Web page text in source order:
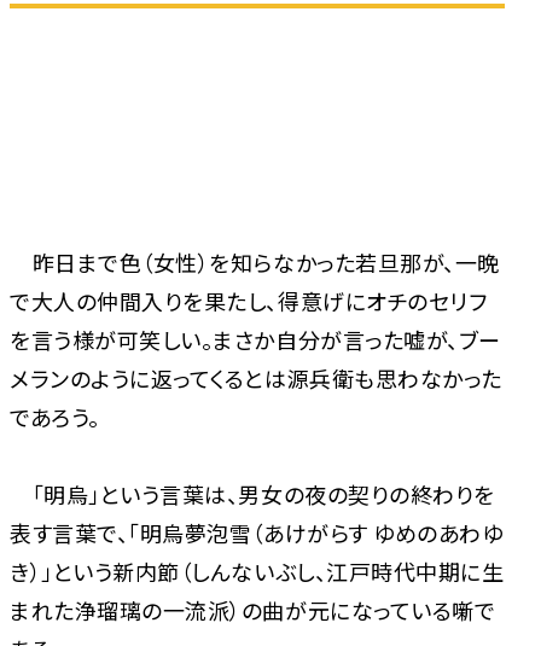
昨日まで色（女性）を知らなかった若旦那が、一晩
で大人の仲間入りを果たし、得意げにオチのセリフ
を言う様が可笑しい。まさか自分が言った嘘が、ブー
メランのように返ってくるとは源兵衛も思わなかった
であろう。
「明烏」という言葉は、男女の夜の契りの終わりを
表す言葉で、「明烏夢泡雪（あけがらす ゆめのあわゆ
き）」という新内節（しんないぶし、江戸時代中期に生
まれた浄瑠璃の一流派）の曲が元になっている噺で